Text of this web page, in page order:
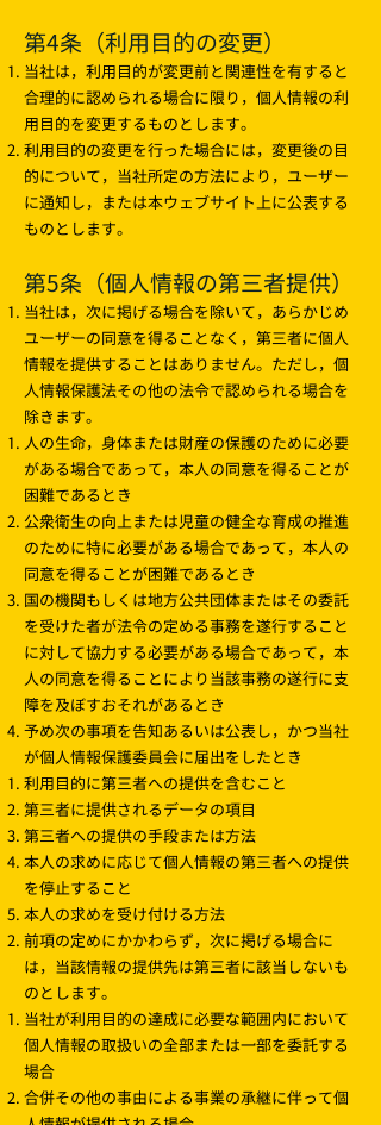
第4条（利用目的の変更）
当社は，利用目的が変更前と関連性を有すると
合理的に認められる場合に限り，個人情報の利
用目的を変更するものとします。
利用目的の変更を行った場合には，変更後の目
的について，当社所定の方法により，ユーザー
に通知し，または本ウェブサイト上に公表する
ものとします。
第5条（個人情報の第三者提供）
当社は，次に掲げる場合を除いて，あらかじめ
ユーザーの同意を得ることなく，第三者に個人
情報を提供することはありません。ただし，個
人情報保護法その他の法令で認められる場合を
除きます。
人の生命，身体または財産の保護のために必要
がある場合であって，本人の同意を得ることが
困難であるとき
公衆衛生の向上または児童の健全な育成の推進
のために特に必要がある場合であって，本人の
同意を得ることが困難であるとき
国の機関もしくは地方公共団体またはその委託
を受けた者が法令の定める事務を遂行すること
に対して協力する必要がある場合であって，本
人の同意を得ることにより当該事務の遂行に支
障を及ぼすおそれがあるとき
予め次の事項を告知あるいは公表し，かつ当社
が個人情報保護委員会に届出をしたとき
利用目的に第三者への提供を含むこと
第三者に提供されるデータの項目
第三者への提供の手段または方法
本人の求めに応じて個人情報の第三者への提供
を停止すること
本人の求めを受け付ける方法
前項の定めにかかわらず，次に掲げる場合に
は，当該情報の提供先は第三者に該当しないも
のとします。
当社が利用目的の達成に必要な範囲内において
個人情報の取扱いの全部または一部を委託する
場合
合併その他の事由による事業の承継に伴って個